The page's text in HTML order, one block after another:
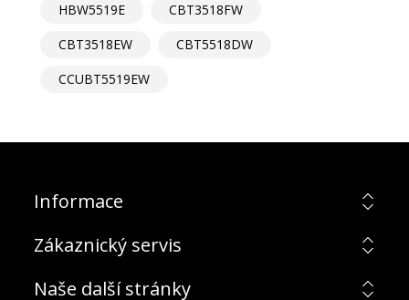
HBW5519E
CBT3518FW
CBT3518EW
CBT5518DW
CCUBT5519EW
Informace
Zákaznický servis
Naše další stránky